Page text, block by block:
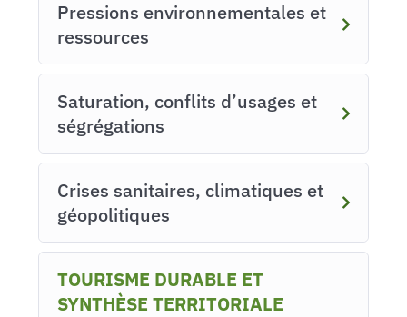
Pressions environnementales et
ressources
Saturation, conflits d’usages et
ségrégations
Crises sanitaires, climatiques et
géopolitiques
TOURISME DURABLE ET
SYNTHÈSE TERRITORIALE